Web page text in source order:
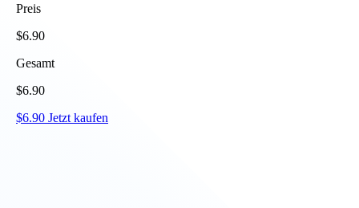
Preis
$6.90
Gesamt
$6.90
$6.90 Jetzt kaufen